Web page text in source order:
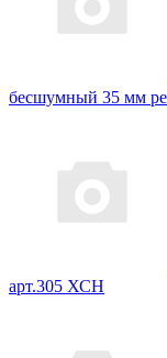
бесшумный 35 мм
арт.305 ХСН